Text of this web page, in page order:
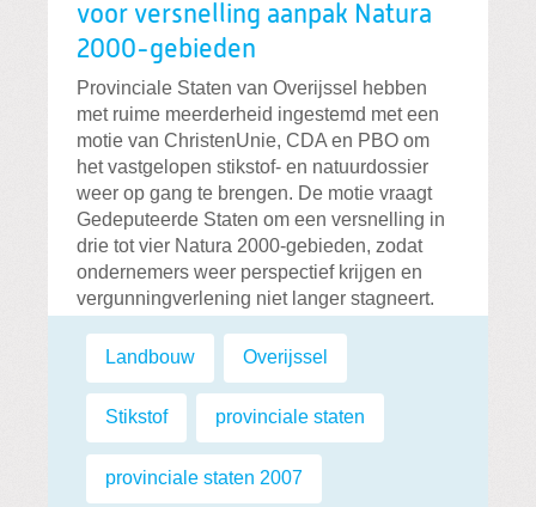
voor versnelling aanpak Natura
2000-gebieden
Provinciale Staten van Overijssel hebben
met ruime meerderheid ingestemd met een
motie van ChristenUnie, CDA en PBO om
het vastgelopen stikstof- en natuurdossier
weer op gang te brengen. De motie vraagt
Gedeputeerde Staten om een versnelling in
drie tot vier Natura 2000-gebieden, zodat
ondernemers weer perspectief krijgen en
vergunningverlening niet langer stagneert.
Lees verder...
Labels:
Landbouw Overijssel
Stikstof provinciale staten
provinciale staten 2007